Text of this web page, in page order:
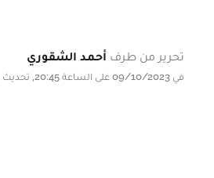
تحرير من طرف أحمد الشقوري
في 09/10/2023 على الساعة 20:45, تحديث بتاريخ 09/10/2023 على الساعة 20:45